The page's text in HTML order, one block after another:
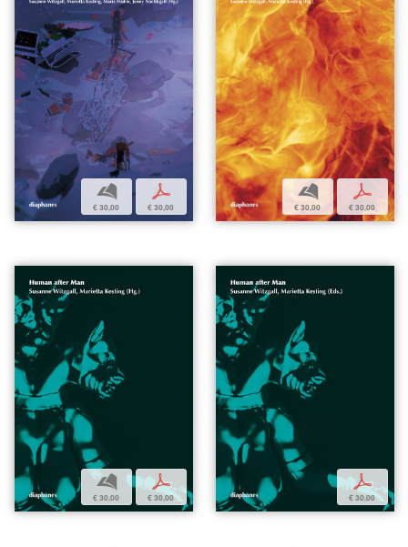
b
€ 30,00
p
€ 30,00
b
€ 30,00
p
€ 30,00
b
€ 30,00
p
€ 30,00
p
€ 30,00